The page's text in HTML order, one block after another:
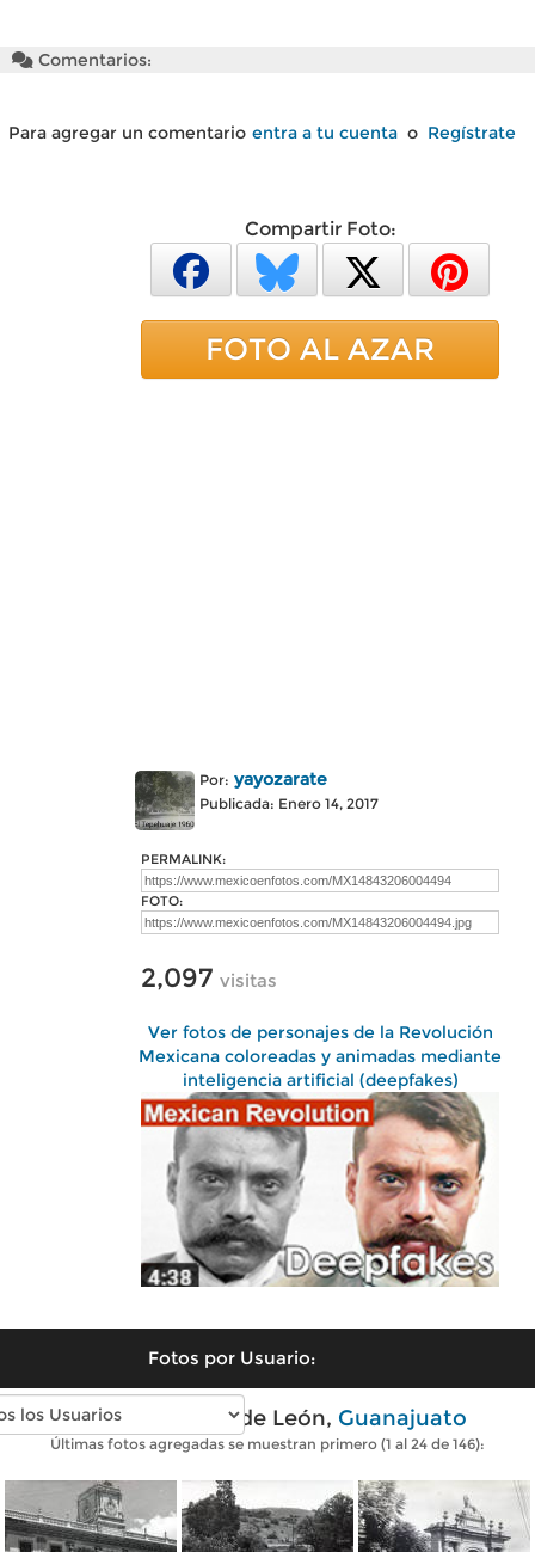
Comentarios:
Para agregar un comentario entra a tu cuenta o Regístrate
Compartir Foto:
FOTO AL AZAR
Por: yayozarate
Publicada: Enero 14, 2017
PERMALINK:
FOTO:
2,097 visitas
Ver fotos de personajes de la Revolución
Mexicana coloreadas y animadas mediante
inteligencia artificial (deepfakes)
Fotos por Usuario:
Fotos antiguas de León, Guanajuato
Últimas fotos agregadas se muestran primero (1 al 24 de 146):